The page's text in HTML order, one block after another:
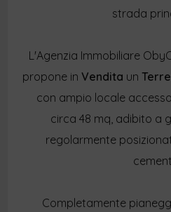
strada
L'Agenzia Immobiliare
propone in Vendita un
con ampio locale
circa 48 mq, adibito a
regolarmente
Completamente